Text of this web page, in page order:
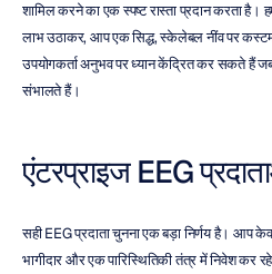
शामिल करने का एक स्पष्ट रास्ता प्रदान करता है।
लाभ उठाकर, आप एक सिद्ध, स्केलेबल नींव पर
उपयोगकर्ता अनुभव पर ध्यान केंद्रित कर सकते हैं
संभालते हैं।
एंटरप्राइज EEG
सही EEG प्रदाता चुनना एक बड़ा निर्णय है। आप
भागीदार और एक पारिस्थितिकी तंत्र में निवेश कर